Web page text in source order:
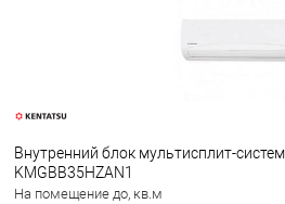
Внутренний блок мультисплит-
KMGBB35HZAN1
На помещение до, кв.м